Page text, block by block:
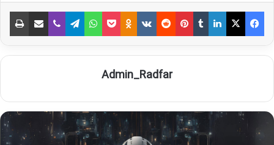
فیس بوک X لینکدین ‫تامبلر ‫پین‌ترست ‫رددیت ‫VKontakte
‫Odnoklassniki پاکت واتس آپ تلگرام وایبر اشتراک گذاری از طریق ایمیل
Admin_Radfar